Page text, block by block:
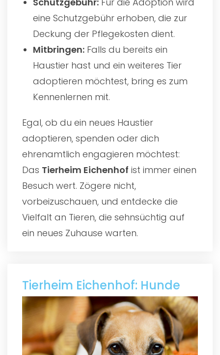
eine Schutzgebühr erhoben, die zur
Deckung der Pflegekosten dient.
Mitbringen: Falls du bereits ein
Haustier hast und ein weiteres Tier
adoptieren möchtest, bring es zum
Kennenlernen mit.
Egal, ob du ein neues Haustier
adoptieren, spenden oder dich
ehrenamtlich engagieren möchtest:
Das Tierheim Eichenhof ist immer einen
Besuch wert. Zögere nicht,
vorbeizuschauen, und entdecke die
Vielfalt an Tieren, die sehnsüchtig auf
ein neues Zuhause warten.
Tierheim Eichenhof: Hunde